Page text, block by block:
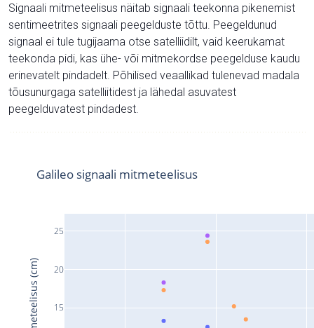
Signaali mitmeteelisus näitab signaali teekonna pikenemist
sentimeetrites signaali peegelduste tõttu. Peegeldunud
signaal ei tule tugijaama otse satelliidilt, vaid keerukamat
teekonda pidi, kas ühe- või mitmekordse peegelduse kaudu
erinevatelt pindadelt. Põhilised veaallikad tulenevad madala
tõusunurgaga satelliitidest ja lähedal asuvatest
peegelduvatest pindadest.
15
20
25
Galileo signaali mitmeteelisus